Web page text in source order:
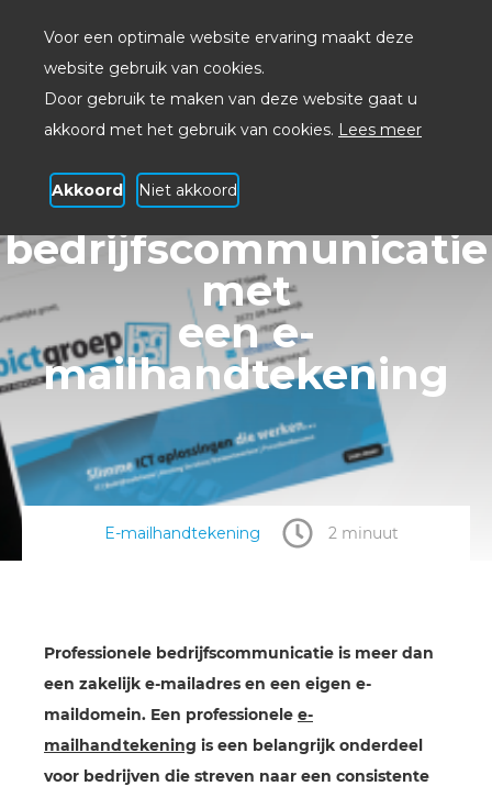
Voor een optimale website ervaring maakt deze
website gebruik van cookies.
Door gebruik te maken van deze website gaat u
akkoord met het gebruik van cookies. Lees meer
Akkoord Niet akkoord
Professionaliseer uw
bedrijfscommunicatie
met
een e-
mailhandtekening
E-mailhandtekening 2 minuut
Professionele bedrijfscommunicatie is meer dan
een zakelijk e-mailadres en een eigen e-
maildomein. Een professionele e-
mailhandtekening is een belangrijk onderdeel
voor bedrijven die streven naar een consistente